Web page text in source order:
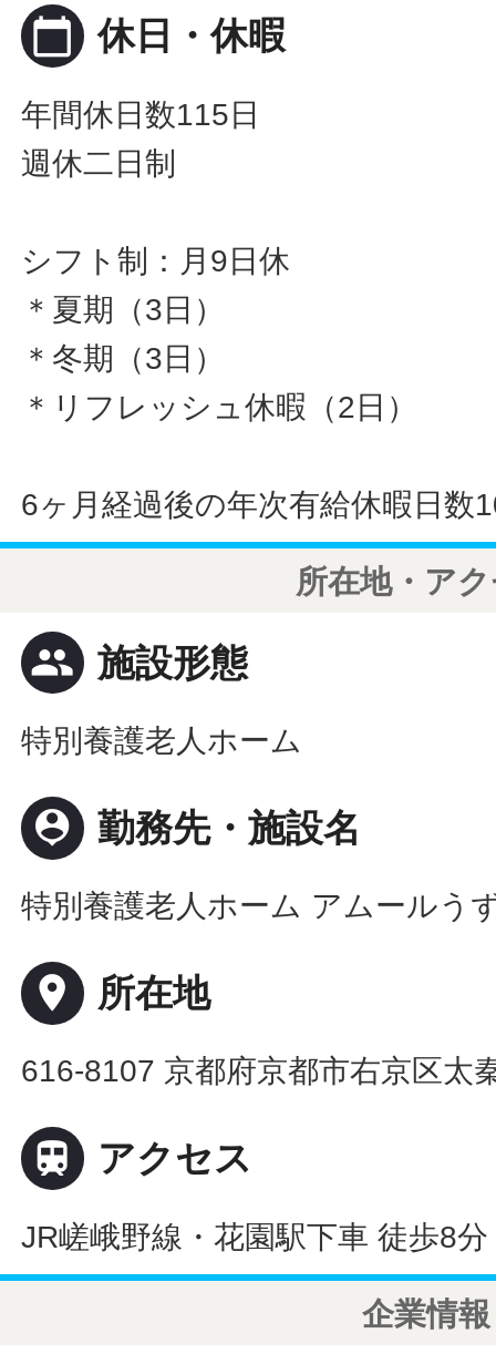
calendar_today 休日・休暇
年間休日数115日
週休二日制
シフト制：月9日休
＊夏期（3日）
＊冬期（3日）
＊リフレッシュ休暇（2日）
6ヶ月経過後の年次有給休暇日数
所在地・ア
people 施設形態
特別養護老人ホーム
person_pin 勤務先・施設名
特別養護老人ホーム アムールう
place 所在地
616-8107 京都府京都市右京区太
 アクセス
JR嵯峨野線・花園駅下車 徒歩8分
企業情報